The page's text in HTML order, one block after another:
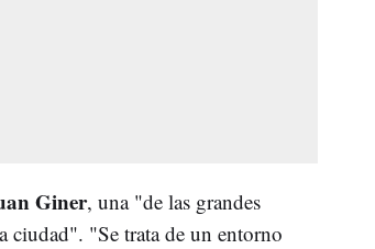
Giner, una "de las grandes
ciudad". "Se trata de un entorno